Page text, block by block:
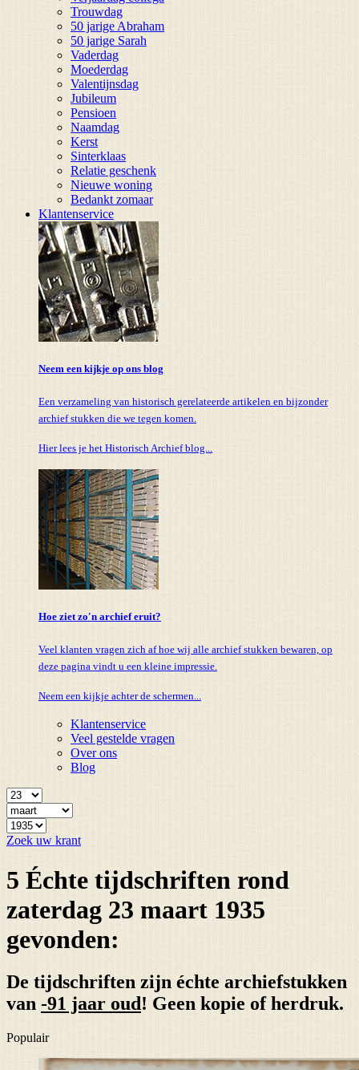
Trouwdag
50 jarige Abraham
50 jarige Sarah
Vaderdag
Moederdag
Valentijnsdag
Jubileum
Pensioen
Naamdag
Kerst
Sinterklaas
Relatie geschenk
Nieuwe woning
Bedankt zomaar
Klantenservice
Neem een kijkje op ons blog
Een verzameling van historisch gerelateerde artikelen en bijzonder
archief stukken die we tegen komen.
Hier lees je het Historisch Archief blog...
Hoe ziet zo'n archief eruit?
Veel klanten vragen zich af hoe wij alle archief stukken bewaren, op
deze pagina vindt u een kleine impressie.
Neem een kijkje achter de schermen...
Klantenservice
Veel gestelde vragen
Over ons
Blog
Zoek uw krant
5 Échte tijdschriften rond
zaterdag 23 maart 1935
gevonden:
De tijdschriften zijn échte archiefstukken
van -91 jaar oud ! Geen kopie of herdruk.
Populair